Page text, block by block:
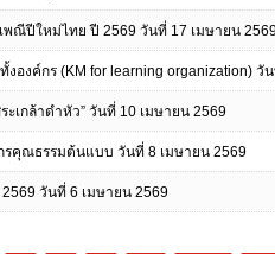
พณีปีใหม่ไทย ปี 2569 วันที่ 17 เมษายน
องค์กร (KM for learning organization) วั
เกล้าดำหัว” วันที่ 10 เมษายน 2569
รคุณธรรมต้นแบบ วันที่ 8 เมษายน 2569
วันที่ 6 เมษายน 2569